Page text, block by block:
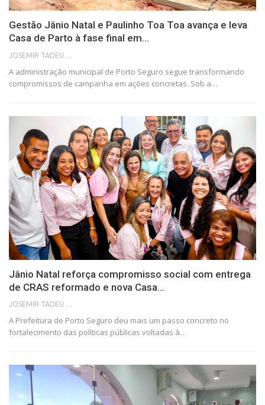
Gestão Jânio Natal e Paulinho Toa Toa avança e leva
Casa de Parto à fase final em…
JOSEMIR TADEU FONSECA
A administração municipal de Porto Seguro segue transformando
compromissos de campanha em ações concretas. Sob a…
Jânio Natal reforça compromisso social com entrega
de CRAS reformado e nova Casa…
JOSEMIR TADEU FONSECA
A Prefeitura de Porto Seguro deu mais um passo concreto no
fortalecimento das políticas públicas voltadas à…